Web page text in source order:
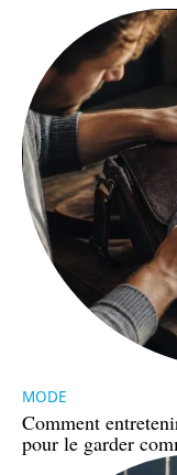
MODE
Comment
pour le garder